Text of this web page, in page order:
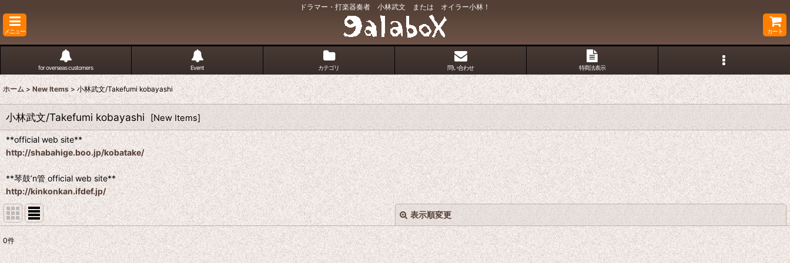
ドラマー・打楽器奏者 小林武文 または オイラー小林！
メニュー カート
for overseas customers Event カテゴリ 問い合わせ 特商法表示
ホーム > New Items > 小林武文/Takefumi kobayashi
小林武文/Takefumi kobayashi [New Items]
**official web site**
http://shabahige.boo.jp/kobatake/
**琴鼓’n管 official web site**
http://kinkonkan.ifdef.jp/
表示順変更
表示数:
閉じる
0件